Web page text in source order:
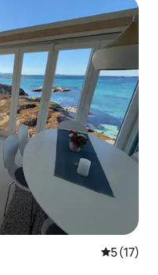
レビュー
5 (17)